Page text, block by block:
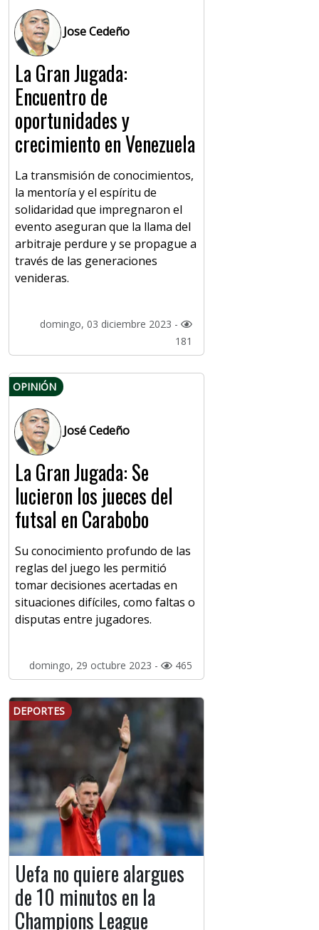
Jose Cedeño
La Gran Jugada:
Encuentro de
oportunidades y
crecimiento en Venezuela
La transmisión de conocimientos,
la mentoría y el espíritu de
solidaridad que impregnaron el
evento aseguran que la llama del
arbitraje perdure y se propague a
través de las generaciones
venideras.
domingo, 03 diciembre 2023 -
181
OPINIÓN
José Cedeño
La Gran Jugada: Se
lucieron los jueces del
futsal en Carabobo
Su conocimiento profundo de las
reglas del juego les permitió
tomar decisiones acertadas en
situaciones difíciles, como faltas o
disputas entre jugadores.
domingo, 29 octubre 2023 - 465
DEPORTES
Uefa no quiere alargues
de 10 minutos en la
Champions League